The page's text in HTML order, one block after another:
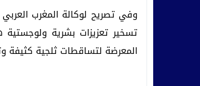
وفي تصريح لوكالة المغرب العربي
تسخير تعزيزات بشرية
المعرضة لتساقطات ثلجية